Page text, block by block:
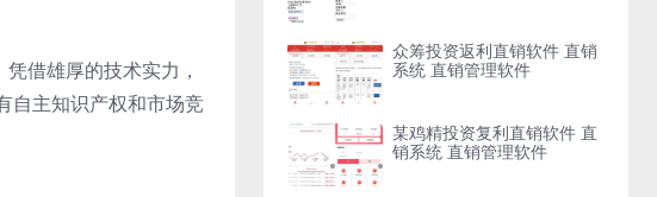
借雄厚的技术实力，
自主知识产权和市场竞
众筹投资返利直销软件 直销
系统 直销管理软件
某鸡精投资复利直销软件 直
销系统 直销管理软件